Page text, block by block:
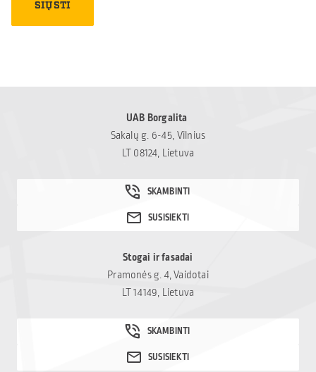
UAB Borgalita
Sakalų g. 6-45, Vilnius
LT 08124, Lietuva
Stogai ir fasadai
Pramonės g. 4, Vaidotai
LT 14149, Lietuva